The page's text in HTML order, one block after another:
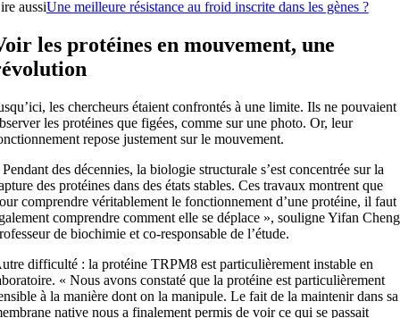
aussiUne meilleure résistance au froid inscrite dans les gènes ?
les protéines en mouvement, une
les chercheurs étaient confrontés à une limite. Ils ne pouvaient
les protéines que figées, comme sur une photo. Or, leur
repose justement sur le mouvement.
des décennies, la biologie structurale s’est concentrée sur la
des protéines dans des états stables. Ces travaux montrent que
comprendre véritablement le fonctionnement d’une protéine, il faut
comprendre comment elle se déplace », souligne Yifan
de biochimie et co-responsable de l’étude.
difficulté : la protéine TRPM8 est particulièrement instable en
« Nous avons constaté que la protéine est particulièrement
à la manière dont on la manipule. Le fait de la maintenir dans sa
native nous a finalement permis de voir ce qui se passait